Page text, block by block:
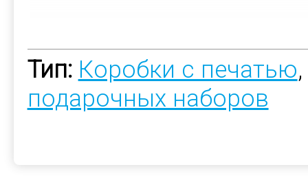
Тип: Коробки с печатью,
подарочных наборов